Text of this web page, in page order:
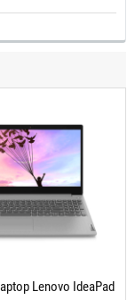
Lenovo IdeaPad